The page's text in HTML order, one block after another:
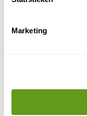
Marketing